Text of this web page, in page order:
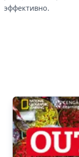
эффективно.